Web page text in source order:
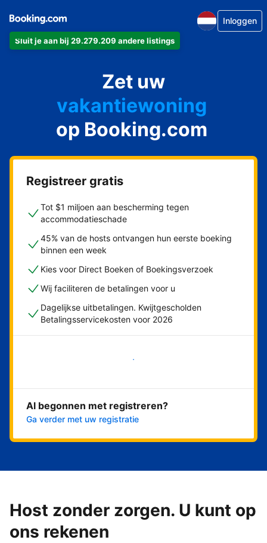
Sluit je aan bij 29.279.209 andere listings
Inloggen
Zet uw
appartement
hotel
vakantiewoning
pension
bed & breakfast
op Booking.com
Registreer gratis
Tot $1 miljoen aan bescherming tegen
accommodatieschade
45% van de hosts ontvangen hun eerste boeking
binnen een week
Kies voor Direct Boeken of Boekingsverzoek
Wij faciliteren de betalingen voor u
Dagelijkse uitbetalingen. Kwijtgescholden
Betalingsservicekosten voor 2026
Nu meteen beginnen
Al begonnen met registreren?
Ga verder met uw registratie
Host zonder zorgen. U kunt op
ons rekenen